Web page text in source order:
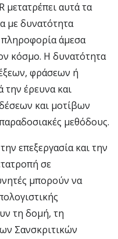
μετατρέπει αυτά τα
με δυνατότητα
άμεσα
κόσμο. Η δυνατότητα
φράσεων ή
την έρευνα και
και μοτίβων
μεθόδους.
επεξεργασία και την
σε
μπορούν να
τη δομή, τη
Σανσκριτικών